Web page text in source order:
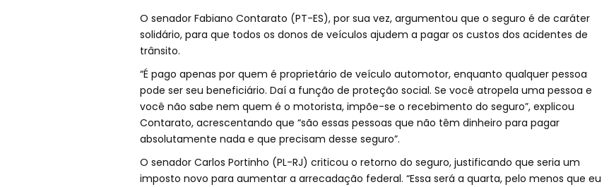
O senador Fabiano Contarato (PT-ES), por sua vez, argumentou que o seguro é de caráter
solidário, para que todos os donos de veículos ajudem a pagar os custos dos acidentes de
trânsito.
“É pago apenas por quem é proprietário de veículo automotor, enquanto qualquer pessoa
pode ser seu beneficiário. Daí a função de proteção social. Se você atropela uma pessoa e
você não sabe nem quem é o motorista, impõe-se o recebimento do seguro”, explicou
Contarato, acrescentando que “são essas pessoas que não têm dinheiro para pagar
absolutamente nada e que precisam desse seguro”.
O senador Carlos Portinho (PL-RJ) criticou o retorno do seguro, justificando que seria um
imposto novo para aumentar a arrecadação federal. “Essa será a quarta, pelo menos que eu